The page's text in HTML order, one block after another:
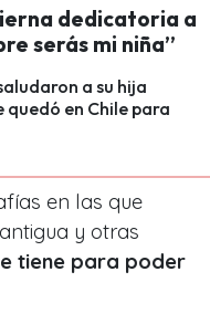
dedicatoria a
serás mi niña”
a su hija
en Chile para
en las que
y otras
tiene para poder